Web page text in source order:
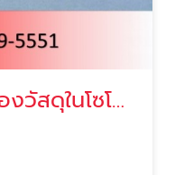
เครื่องช่วยการไหลของวัสดุในโซโล ราคา